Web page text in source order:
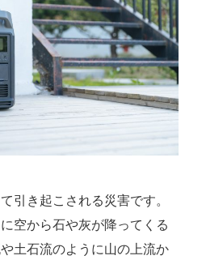
引き起こされる災害です。
空から石や灰が降ってくる
土石流のように山の上流か